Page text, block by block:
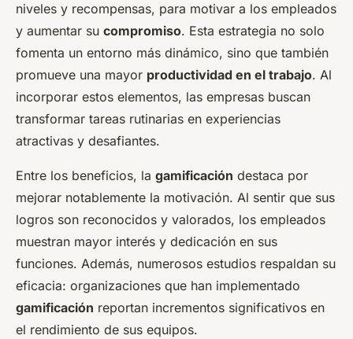
niveles y recompensas, para motivar a los empleados
y aumentar su compromiso. Esta estrategia no solo
fomenta un entorno más dinámico, sino que también
promueve una mayor productividad en el trabajo. Al
incorporar estos elementos, las empresas buscan
transformar tareas rutinarias en experiencias
atractivas y desafiantes.
Entre los beneficios, la gamificación destaca por
mejorar notablemente la motivación. Al sentir que sus
logros son reconocidos y valorados, los empleados
muestran mayor interés y dedicación en sus
funciones. Además, numerosos estudios respaldan su
eficacia: organizaciones que han implementado
gamificación reportan incrementos significativos en
el rendimiento de sus equipos.